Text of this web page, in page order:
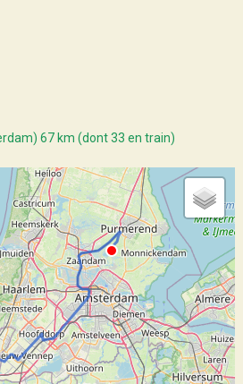
67 km (dont 33 en train)